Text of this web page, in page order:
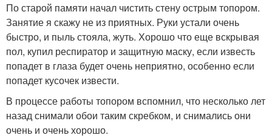
По старой памяти начал чистить стену острым топором.
Занятие я скажу не из приятных. Руки устали очень
быстро, и пыль стояла, жуть. Хорошо что еще вскрывая
пол, купил респиратор и защитную маску, если известь
попадет в глаза будет очень неприятно, особенно если
попадет кусочек извести.
В процессе работы топором вспомнил, что несколько лет
назад снимали обои таким скребком, и снимались они
очень и очень хорошо.